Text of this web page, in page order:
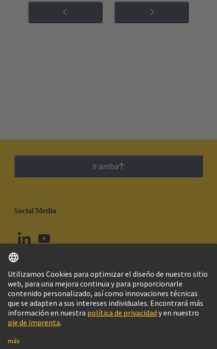
Ir arriba
Social Media
Chile Español
© Grupo Tecnológico HARTING
Imprint